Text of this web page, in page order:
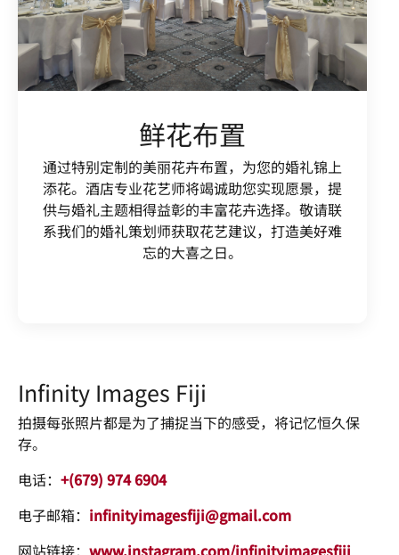
鲜花布置
通过特别定制的美丽花卉布置，为您的婚礼锦上
添花。酒店专业花艺师将竭诚助您实现愿景，提
供与婚礼主题相得益彰的丰富花卉选择。敬请联
系我们的婚礼策划师获取花艺建议，打造美好难
忘的大喜之日。
Infinity Images Fiji
拍摄每张照片都是为了捕捉当下的感受，将记忆恒久保
存。
电话： +(679) 974 6904
电子邮箱： infinityimagesfiji@gmail.com
网站链接： www.instagram.com/infinityimagesfiji